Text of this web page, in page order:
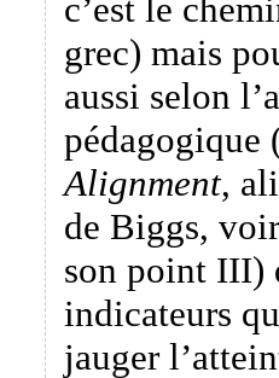
c’est le
grec) mais
aussi selon
pédagogique
Alignment,
de Biggs,
son point III)
indicateurs
jauger